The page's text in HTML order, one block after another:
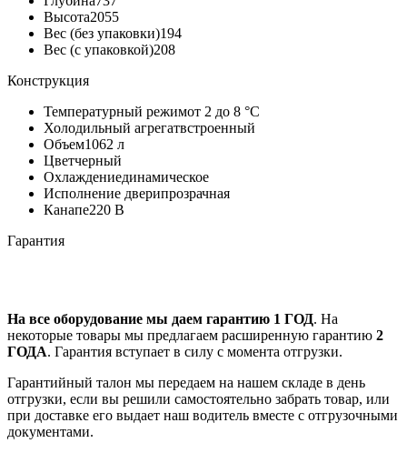
Высота2055
Вес (без упаковки)194
Вес (с упаковкой)208
Конструкция
Температурный режимот 2 до 8 °C
Холодильный агрегатвстроенный
Объем1062 л
Цветчерный
Охлаждениединамическое
Исполнение дверипрозрачная
Канапе220 В
Гарантия
На все оборудование мы даем гарантию 1 ГОД. На
некоторые товары мы предлагаем расширенную гарантию 2
ГОДА. Гарантия вступает в силу с момента отгрузки.
Гарантийный талон мы передаем на нашем складе в день
отгрузки, если вы решили самостоятельно забрать товар, или
при доставке его выдает наш водитель вместе с отгрузочными
документами.